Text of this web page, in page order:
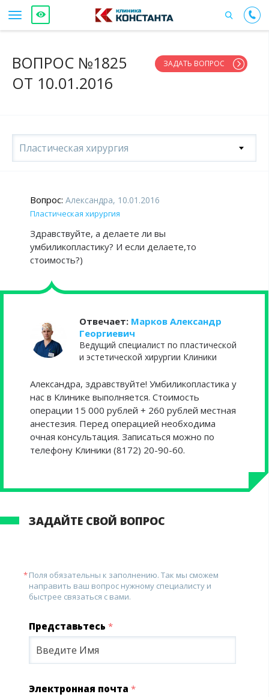
ВОПРОС №1825
ОТ 10.01.2016
ЗАДАТЬ ВОПРОС
Пластическая хирургия
Вопрос: Александра, 10.01.2016
Пластическая хирургия
Здравствуйте, а делаете ли вы
умбиликопластику? И если делаете,то
стоимость?)
Отвечает: Марков Александр
Георгиевич
Ведущий специалист по пластической
и эстетической хирургии Клиники
Александра, здравствуйте! Умбиликопластика у
нас в Клинике выполняется. Стоимость
операции 15 000 рублей + 260 рублей местная
анестезия. Перед операцией необходима
очная консультация. Записаться можно по
телефону Клиники (8172) 20-90-60.
ЗАДАЙТЕ СВОЙ ВОПРОС
Поля обязательны к заполнению. Так мы сможем
направить ваш вопрос нужному специалисту и
быстрее связаться с вами.
Представьтесь *
Электронная почта *